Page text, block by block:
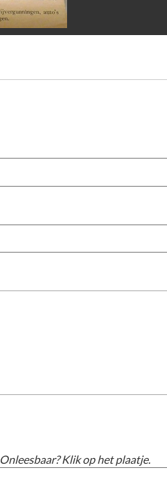
Onleesbaar? Klik op het plaatje.